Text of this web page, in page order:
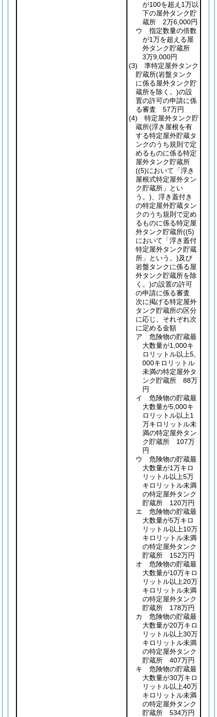
が100を超え1万以
下の屋外タンク貯
蔵所 2万6,000円
ウ 指定数量の倍数
が1万を超える屋
外タンク貯蔵所
3万9,000円
(3) 準特定屋外タンク
貯蔵所(岩盤タンク
に係る屋外タンク貯
蔵所を除く。)の設
置の許可の申請に係
る審査 57万円
(4) 特定屋外タンク貯
蔵所(浮き屋根を有
する特定屋外貯蔵タ
ンクのうち規則で定
めるものに係る特定
屋外タンク貯蔵所
((5)において「浮き
屋根式特定屋外タン
ク貯蔵所」とい
う。) 、浮き蓋付き
の特定屋外貯蔵タン
クのうち規則で定め
るものに係る特定屋
外タンク貯蔵所((5)
において「浮き蓋付
特定屋外タンク貯蔵
所」という。)及び
岩盤タンクに係る屋
外タンク貯蔵所を除
く。)の設置の許可
の申請に係る審査
次に掲げる特定屋外
タンク貯蔵所の区分
に応じ、それぞれ次
に定める金額
ア 危険物の貯蔵最
大数量が1,000キ
ロリットル以上5,
000キロリットル
未満の特定屋外タ
ンク貯蔵所 88万
円
イ 危険物の貯蔵最
大数量が5,000キ
ロリットル以上1
万キロリットル未
満の特定屋外タン
ク貯蔵所 107万
円
ウ 危険物の貯蔵最
大数量が1万キロ
リットル以上5万
キロリットル未満
の特定屋外タンク
貯蔵所 120万円
エ 危険物の貯蔵最
大数量が5万キロ
リットル以上10万
キロリットル未満
の特定屋外タンク
貯蔵所 152万円
オ 危険物の貯蔵最
大数量が10万キロ
リットル以上20万
キロリットル未満
の特定屋外タンク
貯蔵所 178万円
カ 危険物の貯蔵最
大数量が20万キロ
リットル以上30万
キロリットル未満
の特定屋外タンク
貯蔵所 407万円
キ 危険物の貯蔵最
大数量が30万キロ
リットル以上40万
キロリットル未満
の特定屋外タンク
貯蔵所 534万円